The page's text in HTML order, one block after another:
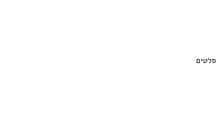
סלטים